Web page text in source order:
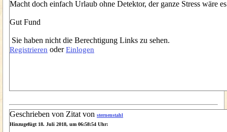
Macht doch einfach Urlaub ohne Detektor, der ganze Stress wäre
Gut Fund
Sie haben nicht die Berechtigung Links zu sehen.
Registrieren oderEinlogen
Geschrieben von Zitat von sternenstahl
Hinzugefügt 18. Juli 2018, um 06:58:54 Uhr: